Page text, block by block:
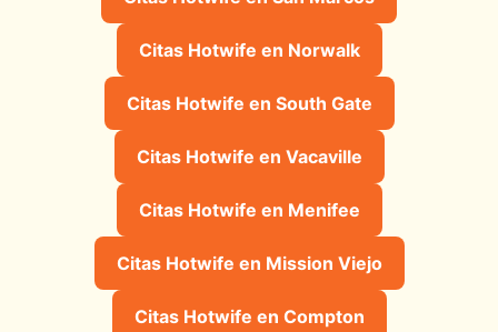
Citas Hotwife en Norwalk
Citas Hotwife en South Gate
Citas Hotwife en Vacaville
Citas Hotwife en Menifee
Citas Hotwife en Mission Viejo
Citas Hotwife en Compton